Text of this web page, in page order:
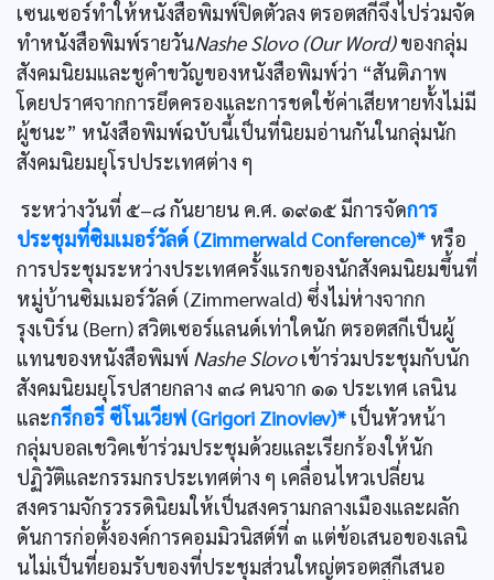
เซนเซอร์ทำให้หนังสือพิมพ์ปิดตัวลง ตรอตสกีจึงไปร่วมจัด
ทำหนังสือพิมพ์รายวันNashe Slovo (Our Word)ของกลุ่ม
สังคมนิยมและชูคำขวัญของหนังสือพิมพ์ว่า “สันติภาพ
โดยปราศจากการยึดครองและการชดใช้ค่าเสียหายทั้งไม่มี
ผู้ชนะ” หนังสือพิมพ์ฉบับนี้เป็นที่นิยมอ่านกันในกลุ่มนัก
สังคมนิยมยุโรปประเทศต่าง ๆ
ระหว่างวันที่ ๕–๘ กันยายน ค.ศ. ๑๙๑๕ มีการจัดการ
ประชุมที่ซิมเมอร์วัลด์ (Zimmerwald Conference)* หรือ
การประชุมระหว่างประเทศครั้งแรกของนักสังคมนิยมขึ้นที่
หมู่บ้านซิมเมอร์วัลด์ (Zimmerwald) ซึ่งไม่ห่างจากก
รุงเบิร์น (Bern) สวิตเซอร์แลนด์เท่าใดนัก ตรอตสกีเป็นผู้
แทนของหนังสือพิมพ์ Nashe Slovoเข้าร่วมประชุมกับนัก
สังคมนิยมยุโรปสายกลาง ๓๘ คนจาก ๑๑ ประเทศ เลนิน
และกรีกอรี ซีโนเวียฟ (Grigori Zinoviev)* เป็นหัวหน้า
กลุ่มบอลเชวิคเข้าร่วมประชุมด้วยและเรียกร้องให้นัก
ปฏิวัติและกรรมกรประเทศต่าง ๆ เคลื่อนไหวเปลี่ยน
สงครามจักรวรรดินิยมให้เป็นสงครามกลางเมืองและผลัก
ดันการก่อตั้งองค์การคอมมิวนิสต์ที่ ๓ แต่ข้อเสนอของเลนิ
นไม่เป็นที่ยอมรับของที่ประชุมส่วนใหญ่ตรอตสกีเสนอ